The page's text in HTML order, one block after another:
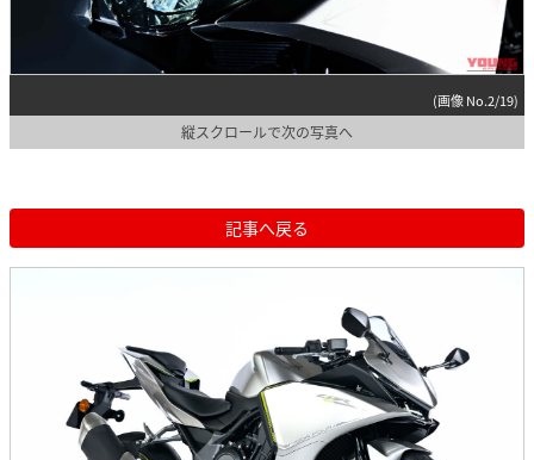
(画像 No.2/19)
縦スクロールで次の写真へ
記事へ戻る